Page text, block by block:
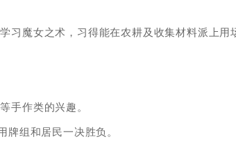
习魔女之术，习得能在农耕及收集材料派上用
手作类的兴趣。
牌组和居民一决胜负。